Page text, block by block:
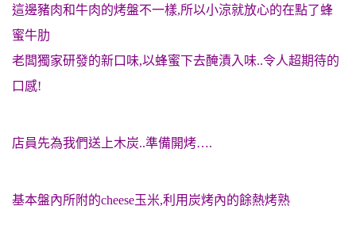
這邊豬肉和牛肉的烤盤不一樣,所以小涼就放心的在點了蜂
蜜牛肋
老闆獨家研發的新口味,以蜂蜜下去醃漬入味..令人超期待的
口感!
店員先為我們送上木炭..準備開烤….
基本盤內所附的cheese玉米,利用炭烤內的餘熱烤熟